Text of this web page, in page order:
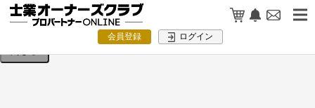
会員登録 ログイン
検索条件を入力してください。